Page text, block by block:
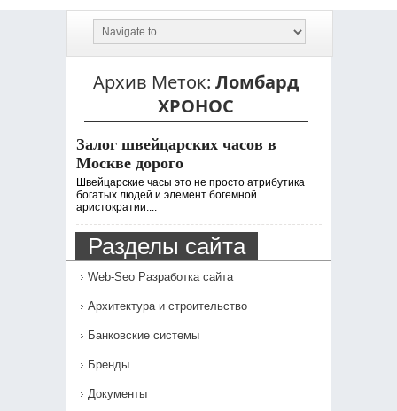
Архив Меток: Ломбард
ХРОНОС
Залог швейцарских часов в
Москве дорого
Швейцарские часы это не просто атрибутика
богатых людей и элемент богемной
аристократии....
Разделы сайта
Web-Seo Разработка сайта
Архитектура и строительство
Банковские системы
Бренды
Документы